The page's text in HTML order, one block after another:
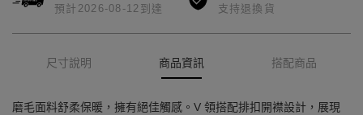
預計2026-08-12到達
支持退換貨
尺寸說明 商品資訊 搭配商品
磨毛面料舒柔保暖，擁有絕佳觸感。V 領搭配排扣開襟設計，展現